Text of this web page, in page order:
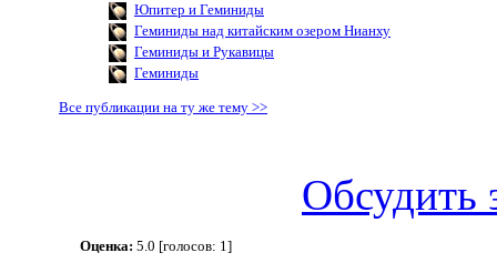
Юпитер и Геминиды
Геминиды над китайским озером Нианху
Геминиды и Рукавицы
Геминиды
Все публикации на ту же тему >>
Обсудить
Оценка: 5.0 [голосов: 1]